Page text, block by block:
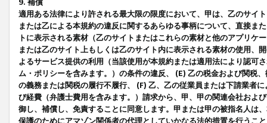
9. 補償
適用ある法律により許される最大限の限度において、甲は、乙のサイ
または乙による本規約の違反に関するあらゆる事柄について、直接ま
トに表示される素材（乙のサイトまたはこれらの素材と他のアプリ
または乙のサイト上もしくは乙のサイト内に表示される素材の使用、
よるサービス提供の利用（当該使用が本規約または適用法により認可
ム・ポリシーを含みます。）の条件の違反、 (E) 乙の税金および関税
の義務または関税の履行不履行、 (F) 乙、乙の従業員または下請業者
び経費（弁護士費用を含みます。）請求から、甲、甲の関連会社およ
御し、補償し、免責することに同意します。甲または甲の被指名人は
保護のためにアマゾン関係者の代理としていかなる法的措置を行うこ